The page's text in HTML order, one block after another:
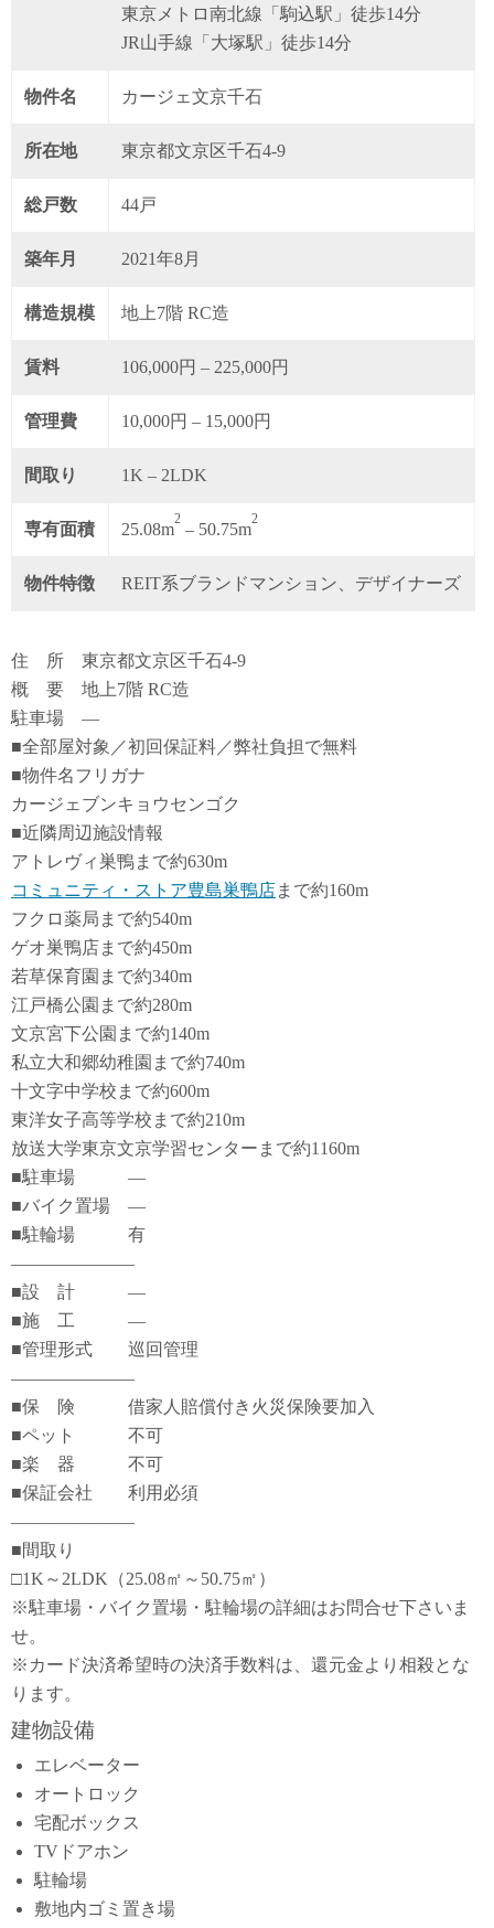
東京メトロ南北線「駒込駅」徒歩14分
JR山手線「大塚駅」徒歩14分
物件名 カージェ文京千石
所在地 東京都文京区千石4-9
総戸数 44戸
築年月 2021年8月
構造規模 地上7階 RC造
賃料 106,000円 – 225,000円
管理費 10,000円 – 15,000円
間取り 1K – 2LDK
専有面積 25.08m
2
– 50.75m
2
物件特徴 REIT系ブランドマンション、デザイナーズ
住 所 東京都文京区千石4-9
概 要 地上7階 RC造
駐車場 ―
■全部屋対象／初回保証料／弊社負担で無料
■物件名フリガナ
カージェブンキョウセンゴク
■近隣周辺施設情報
アトレヴィ巣鴨まで約630m
コミュニティ・ストア豊島巣鴨店まで約160m
フクロ薬局まで約540m
ゲオ巣鴨店まで約450m
若草保育園まで約340m
江戸橋公園まで約280m
文京宮下公園まで約140m
私立大和郷幼稚園まで約740m
十文字中学校まで約600m
東洋女子高等学校まで約210m
放送大学東京文京学習センターまで約1160m
■駐車場 ―
■バイク置場 ―
■駐輪場 有
―――――――
■設 計 ―
■施 工 ―
■管理形式 巡回管理
―――――――
■保 険 借家人賠償付き火災保険要加入
■ペット 不可
■楽 器 不可
■保証会社 利用必須
―――――――
■間取り
□1K～2LDK（25.08㎡～50.75㎡）
※駐車場・バイク置場・駐輪場の詳細はお問合せ下さいま
せ。
※カード決済希望時の決済手数料は、還元金より相殺とな
ります。
建物設備
エレベーター
オートロック
宅配ボックス
TVドアホン
駐輪場
敷地内ゴミ置き場